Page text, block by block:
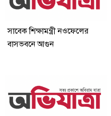
সাবেক শিক্ষামন্ত্রী নওফেলের
বাসভবনে আগুন